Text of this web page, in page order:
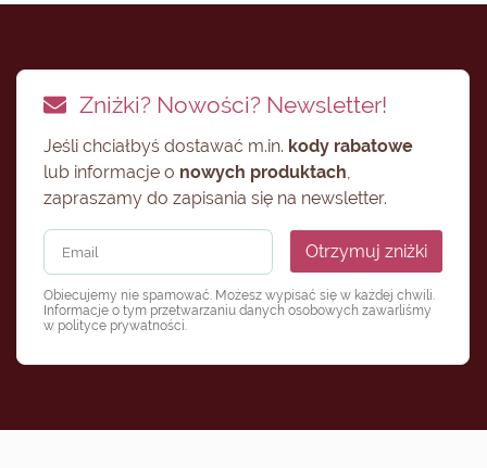
Zniżki? Nowości? Newsletter!
Jeśli chciałbyś dostawać m.in. kody rabatowe
lub informacje o nowych produktach
zapraszamy do zapisania się na newsletter.
Otrzymuj zniżki
Obiecujemy nie spamować. Możesz wypisać się w każdej chwili.
Informacje o tym przetwarzaniu danych osobowych zawarliśmy
w polityce prywatności